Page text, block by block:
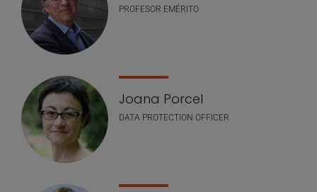
PROFESOR EMÉRITO
Joana Porcel
DATA PROTECTION OFFICER